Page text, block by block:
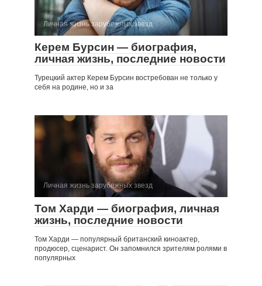
Личная жизнь зарубежных звезд
Керем Бурсин — биография,
личная жизнь, последние новости
Турецкий актер Керем Бурсин востребован не только у
себя на родине, но и за
Личная жизнь зарубежных звезд
Том Харди — биография, личная
жизнь, последние новости
Том Харди — популярный британский киноактер,
продюсер, сценарист. Он запомнился зрителям ролями в
популярных